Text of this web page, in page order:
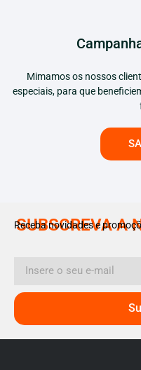
Mimamos os nossos
especiais, para que
SUBSCREVA A
Receba novidades e